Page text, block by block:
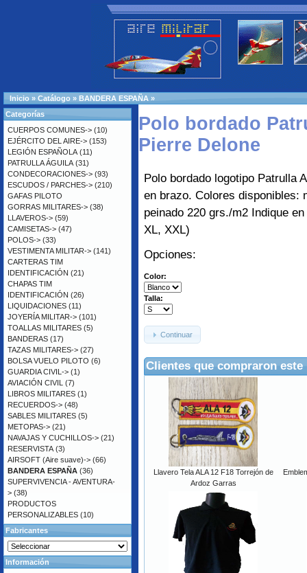
Inicio » Catálogo » BANDERA ESPAÑA »
Polo bordado
Pierre Delone
Polo bordado logotipo Patrulla
en brazo. Colores disponibles:
peinado 220 grs./m2 Indique
XL, XXL)
Opciones:
Color:
Talla:
Continuar
Clientes que compraron
Llavero Tela ALA 12 F18 Torrejón de
Ardoz Garras
Categorías
CUERPOS COMUNES-> (10)
EJÉRCITO DEL AIRE-> (153)
LEGIÓN ESPAÑOLA (11)
PATRULLA ÁGUILA (31)
CONDECORACIONES-> (93)
ESCUDOS / PARCHES-> (210)
GAFAS PILOTO
GORRAS MILITARES-> (38)
LLAVEROS-> (59)
CAMISETAS-> (47)
POLOS-> (33)
VESTIMENTA MILITAR-> (141)
CARTERAS TIM
IDENTIFICACIÓN (21)
CHAPAS TIM
IDENTIFICACIÓN (26)
LIQUIDACIONES (11)
JOYERÍA MILITAR-> (101)
TOALLAS MILITARES (5)
BANDERAS (17)
TAZAS MILITARES-> (27)
BOLSA VUELO PILOTO (6)
GUARDIA CIVIL-> (1)
AVIACIÓN CIVIL (7)
LIBROS MILITARES (1)
RECUERDOS-> (48)
SABLES MILITARES (5)
METOPAS-> (21)
NAVAJAS Y CUCHILLOS-> (21)
RESERVISTA (3)
AIRSOFT (Aire suave)-> (66)
BANDERA ESPAÑA (36)
SUPERVIVENCIA - AVENTURA-
> (38)
PRODUCTOS
PERSONALIZABLES (10)
Fabricantes
Información